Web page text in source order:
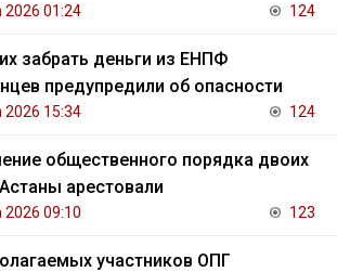
2026 01:24 124
забрать деньги из ЕНПФ
предупредили об опасности
2026 15:34 124
общественного порядка двоих
арестовали
2026 09:10 123
участников ОПГ